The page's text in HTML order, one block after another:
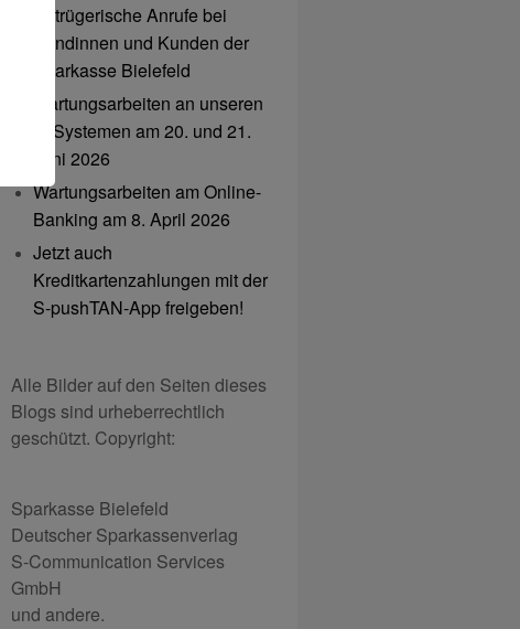
Betrügerische Anrufe bei
Kundinnen und Kunden der
Sparkasse Bielefeld
Wartungsarbeiten an unseren
IT-Systemen am 20. und 21.
Juni 2026
Wartungsarbeiten am Online-
Banking am 8. April 2026
Jetzt auch
Kreditkartenzahlungen mit der
S-pushTAN-App freigeben!
Alle Bilder auf den Seiten dieses
Blogs sind urheberrechtlich
geschützt. Copyright:
Sparkasse Bielefeld
Deutscher Sparkassenverlag
S-Communication Services
GmbH
und andere.